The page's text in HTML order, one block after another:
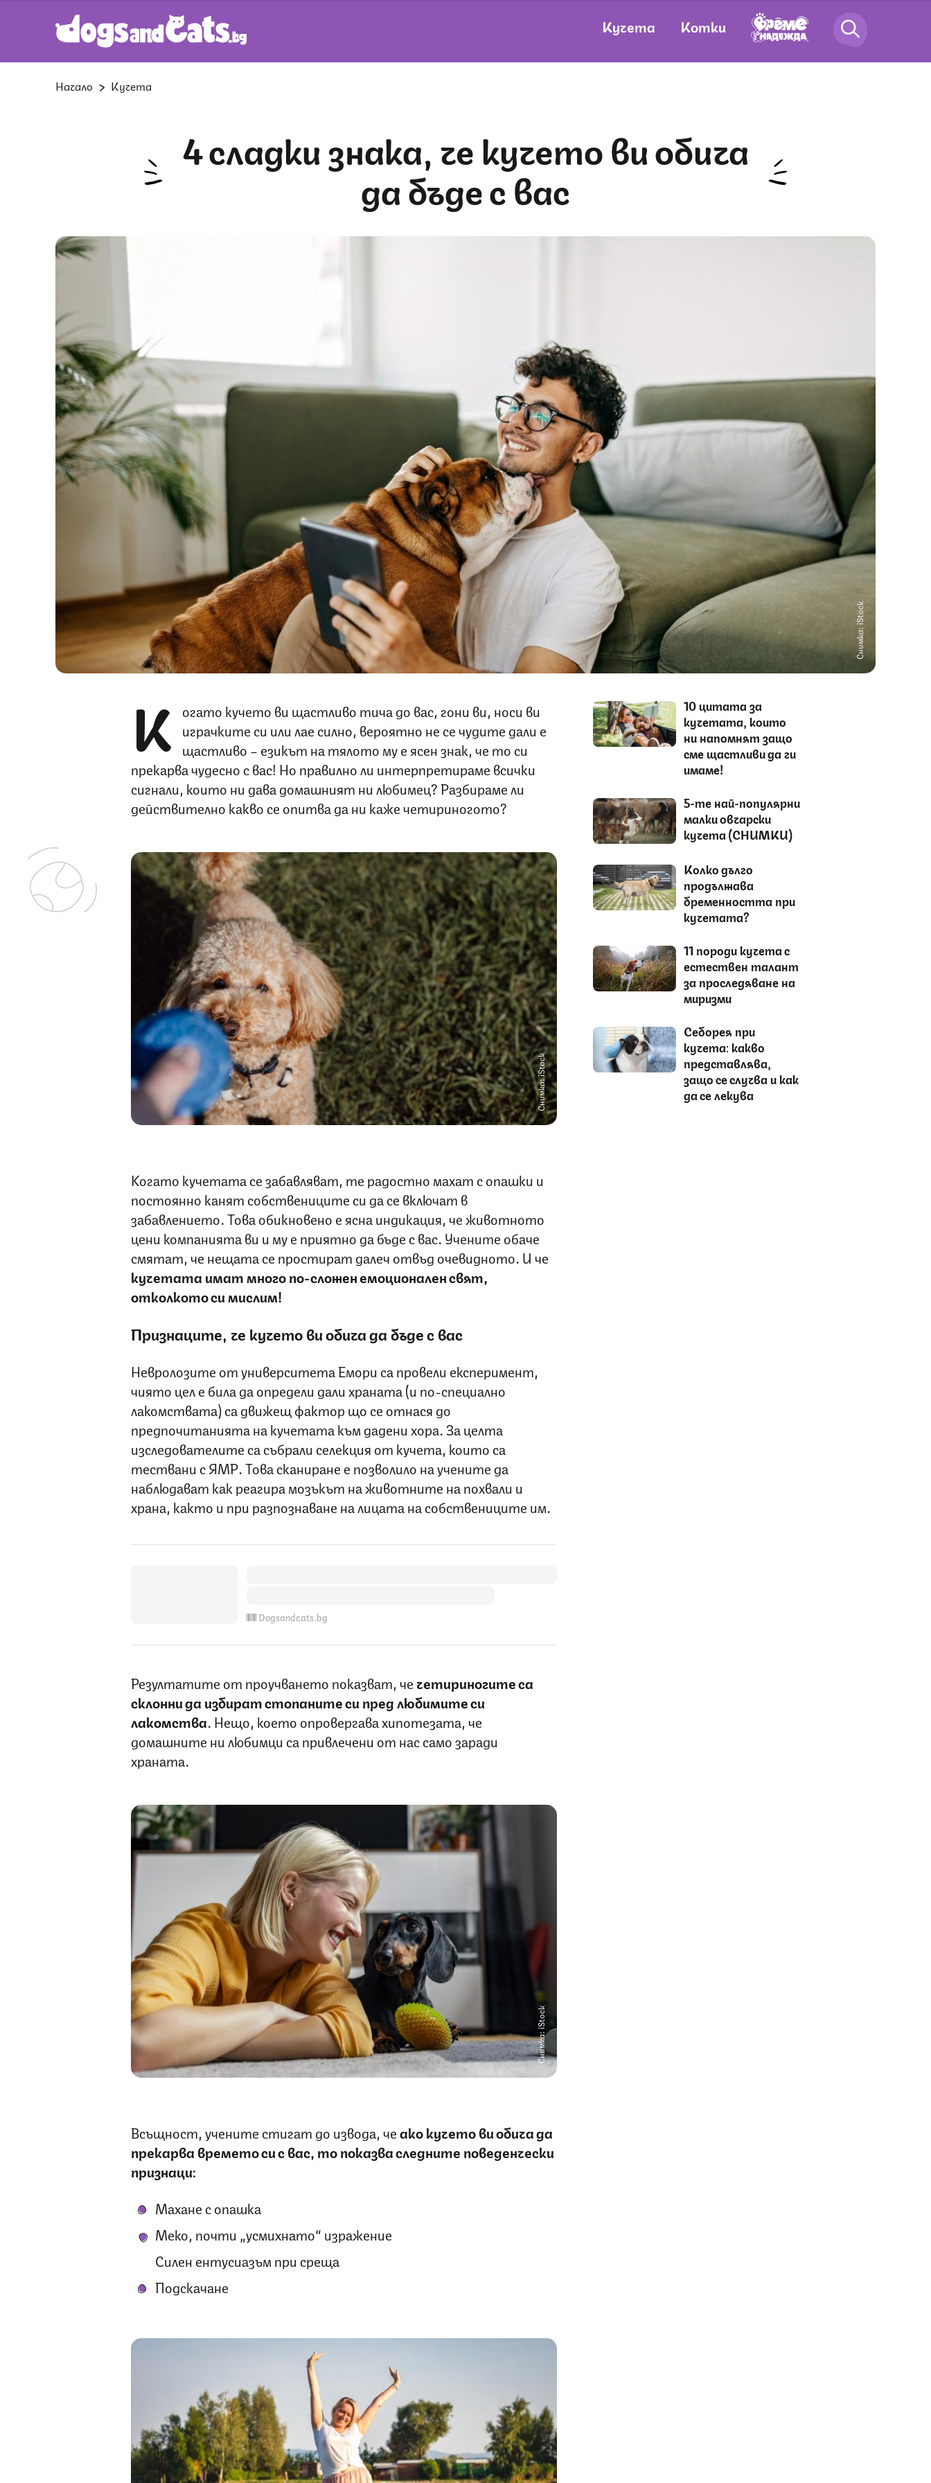
Кучета Котки
Начало Кучета
4 сладки знака, че кучето ви обича
да бъде с вас
Снимка: iStock
К огато кучето ви щастливо тича до вас, гони ви, носи ви
играчките си или лае силно, вероятно не се чудите дали е
щастливо – езикът на тялото му е ясен знак, че то си
прекарва чудесно с вас! Но правилно ли интерпретираме всички
сигнали, които ни дава домашният ни любимец? Разбираме ли
действително какво се опитва да ни каже четириногото?
Снимка: iStock
Когато кучетата се забавляват, те радостно махат с опашки и
постоянно канят собствениците си да се включат в
забавлението. Това обикновено е ясна индикация, че животното
цени компанията ви и му е приятно да бъде с вас. Учените обаче
смятат, че нещата се простират далеч отвъд очевидното. И че
кучетата имат много по-сложен емоционален свят,
отколкото си мислим!
Признаците, че кучето ви обича да бъде с вас
Невролозите от университета Емори са провели експеримент,
чиято цел е била да определи дали храната (и по-специално
лакомствата) са движещ фактор що се отнася до
предпочитанията на кучетата към дадени хора. За целта
изследователите са събрали селекция от кучета, които са
тествани с ЯМР. Това сканиране е позволило на учените да
наблюдават как реагира мозъкът на животните на похвали и
храна, както и при разпознаване на лицата на собствениците им.
Dogsandcats.bg
Резултатите от проучването показват, чечетириногите са
склонни да избират стопаните си пред любимите си
лакомства. Нещо, което опровергава хипотезата, че
домашните ни любимци са привлечени от нас само заради
храната.
Снимка: iStock
Всъщност, учените стигат до извода, чеако кучето ви обича да
прекарва времето си с вас, то показва следните поведенчески
признаци:
Махане с опашка
Меко, почти „усмихнато“ изражение
Силен ентусиазъм при среща
Подскачане
10 цитата за
кучетата, които
ни напомнят защо
сме щастливи да ги
имаме!
5-те най-популярни
малки овчарски
кучета (СНИМКИ)
Колко дълго
продължава
бременността при
кучетата?
11 породи кучета с
естествен талант
за проследяване на
миризми
Себорея при
кучета: какво
представлява,
защо се случва и как
да се лекува